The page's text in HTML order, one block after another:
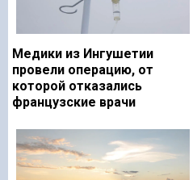
Медики из Ингушетии
провели операцию, от
которой отказались
французские врачи